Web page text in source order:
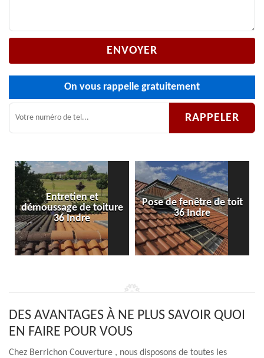
On vous rappelle gratuitement
Entretien et
démoussage de toiture
36 Indre
Pose de fenêtre de toit
36 Indre
DES AVANTAGES À NE PLUS SAVOIR QUOI
EN FAIRE POUR VOUS
Chez Berrichon Couverture , nous disposons de toutes les